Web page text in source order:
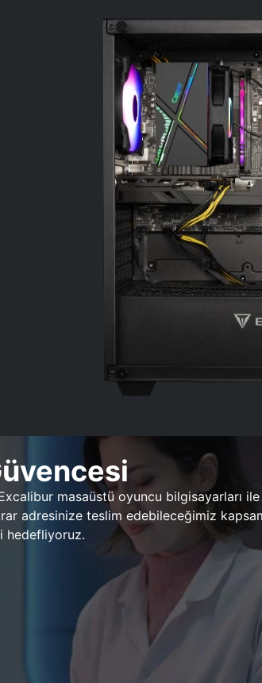
masaüstü oyuncu bilgisayarları
adresinize teslim edebileceğimiz
hedefliyoruz.